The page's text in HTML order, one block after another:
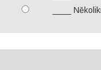
____